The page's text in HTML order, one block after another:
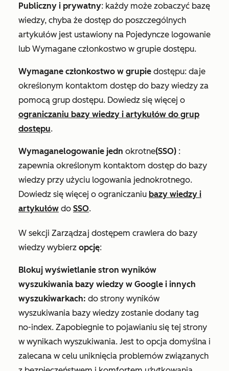
Publiczny i prywatny: każdy może zobaczyć bazę
wiedzy, chyba że dostęp do poszczególnych
artykułów jest ustawiony na Pojedyncze logowanie
lub Wymagane członkostwo w grupie dostępu.
Wymagane członkostwo w grupie dostępu: daje
określonym kontaktom dostęp do bazy wiedzy za
pomocą grup dostępu. Dowiedz się więcej o
ograniczaniu bazy wiedzy i artykułów do grup
dostępu.
Wymaganelogowanie jedn okrotne(SSO) :
zapewnia określonym kontaktom dostęp do bazy
wiedzy przy użyciu logowania jednokrotnego.
Dowiedz się więcej o ograniczaniu bazy wiedzy i
artykułów do SSO.
W sekcji Zarządzaj dostępem crawlera do bazy
wiedzy wybierz opcję:
Blokuj wyświetlanie stron wyników
wyszukiwania bazy wiedzy w Google i innych
wyszukiwarkach: do strony wyników
wyszukiwania bazy wiedzy zostanie dodany tag
no-index. Zapobiegnie to pojawianiu się tej strony
w wynikach wyszukiwania. Jest to opcja domyślna i
zalecana w celu uniknięcia problemów związanych